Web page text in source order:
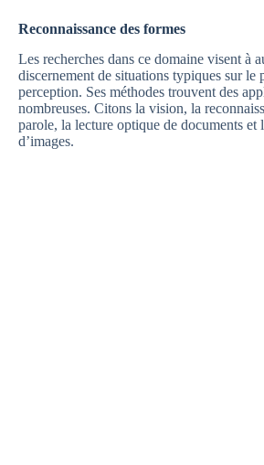
Reconnaissance des formes
Les recherches dans ce domaine visent à
discernement de situations typiques sur le
perception. Ses méthodes trouvent des
nombreuses. Citons la vision, la
parole, la lecture optique de documents et
d’images.